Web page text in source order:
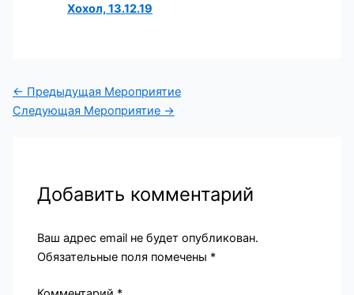
Хохол, 13.12.19
← Предыдущая Мероприятие
Следующая Мероприятие →
Добавить комментарий
Ваш адрес email не будет опубликован.
Обязательные поля помечены *